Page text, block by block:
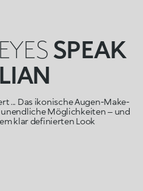
SPEAK
... Das ikonische Augen-Make-
Möglichkeiten – und
klar definierten Look